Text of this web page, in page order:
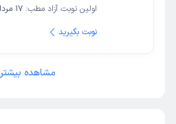
اولین نوبت آزاد مطب: 17 مرداد 1405
نوبت بگیرید
مشاهده بیشتر